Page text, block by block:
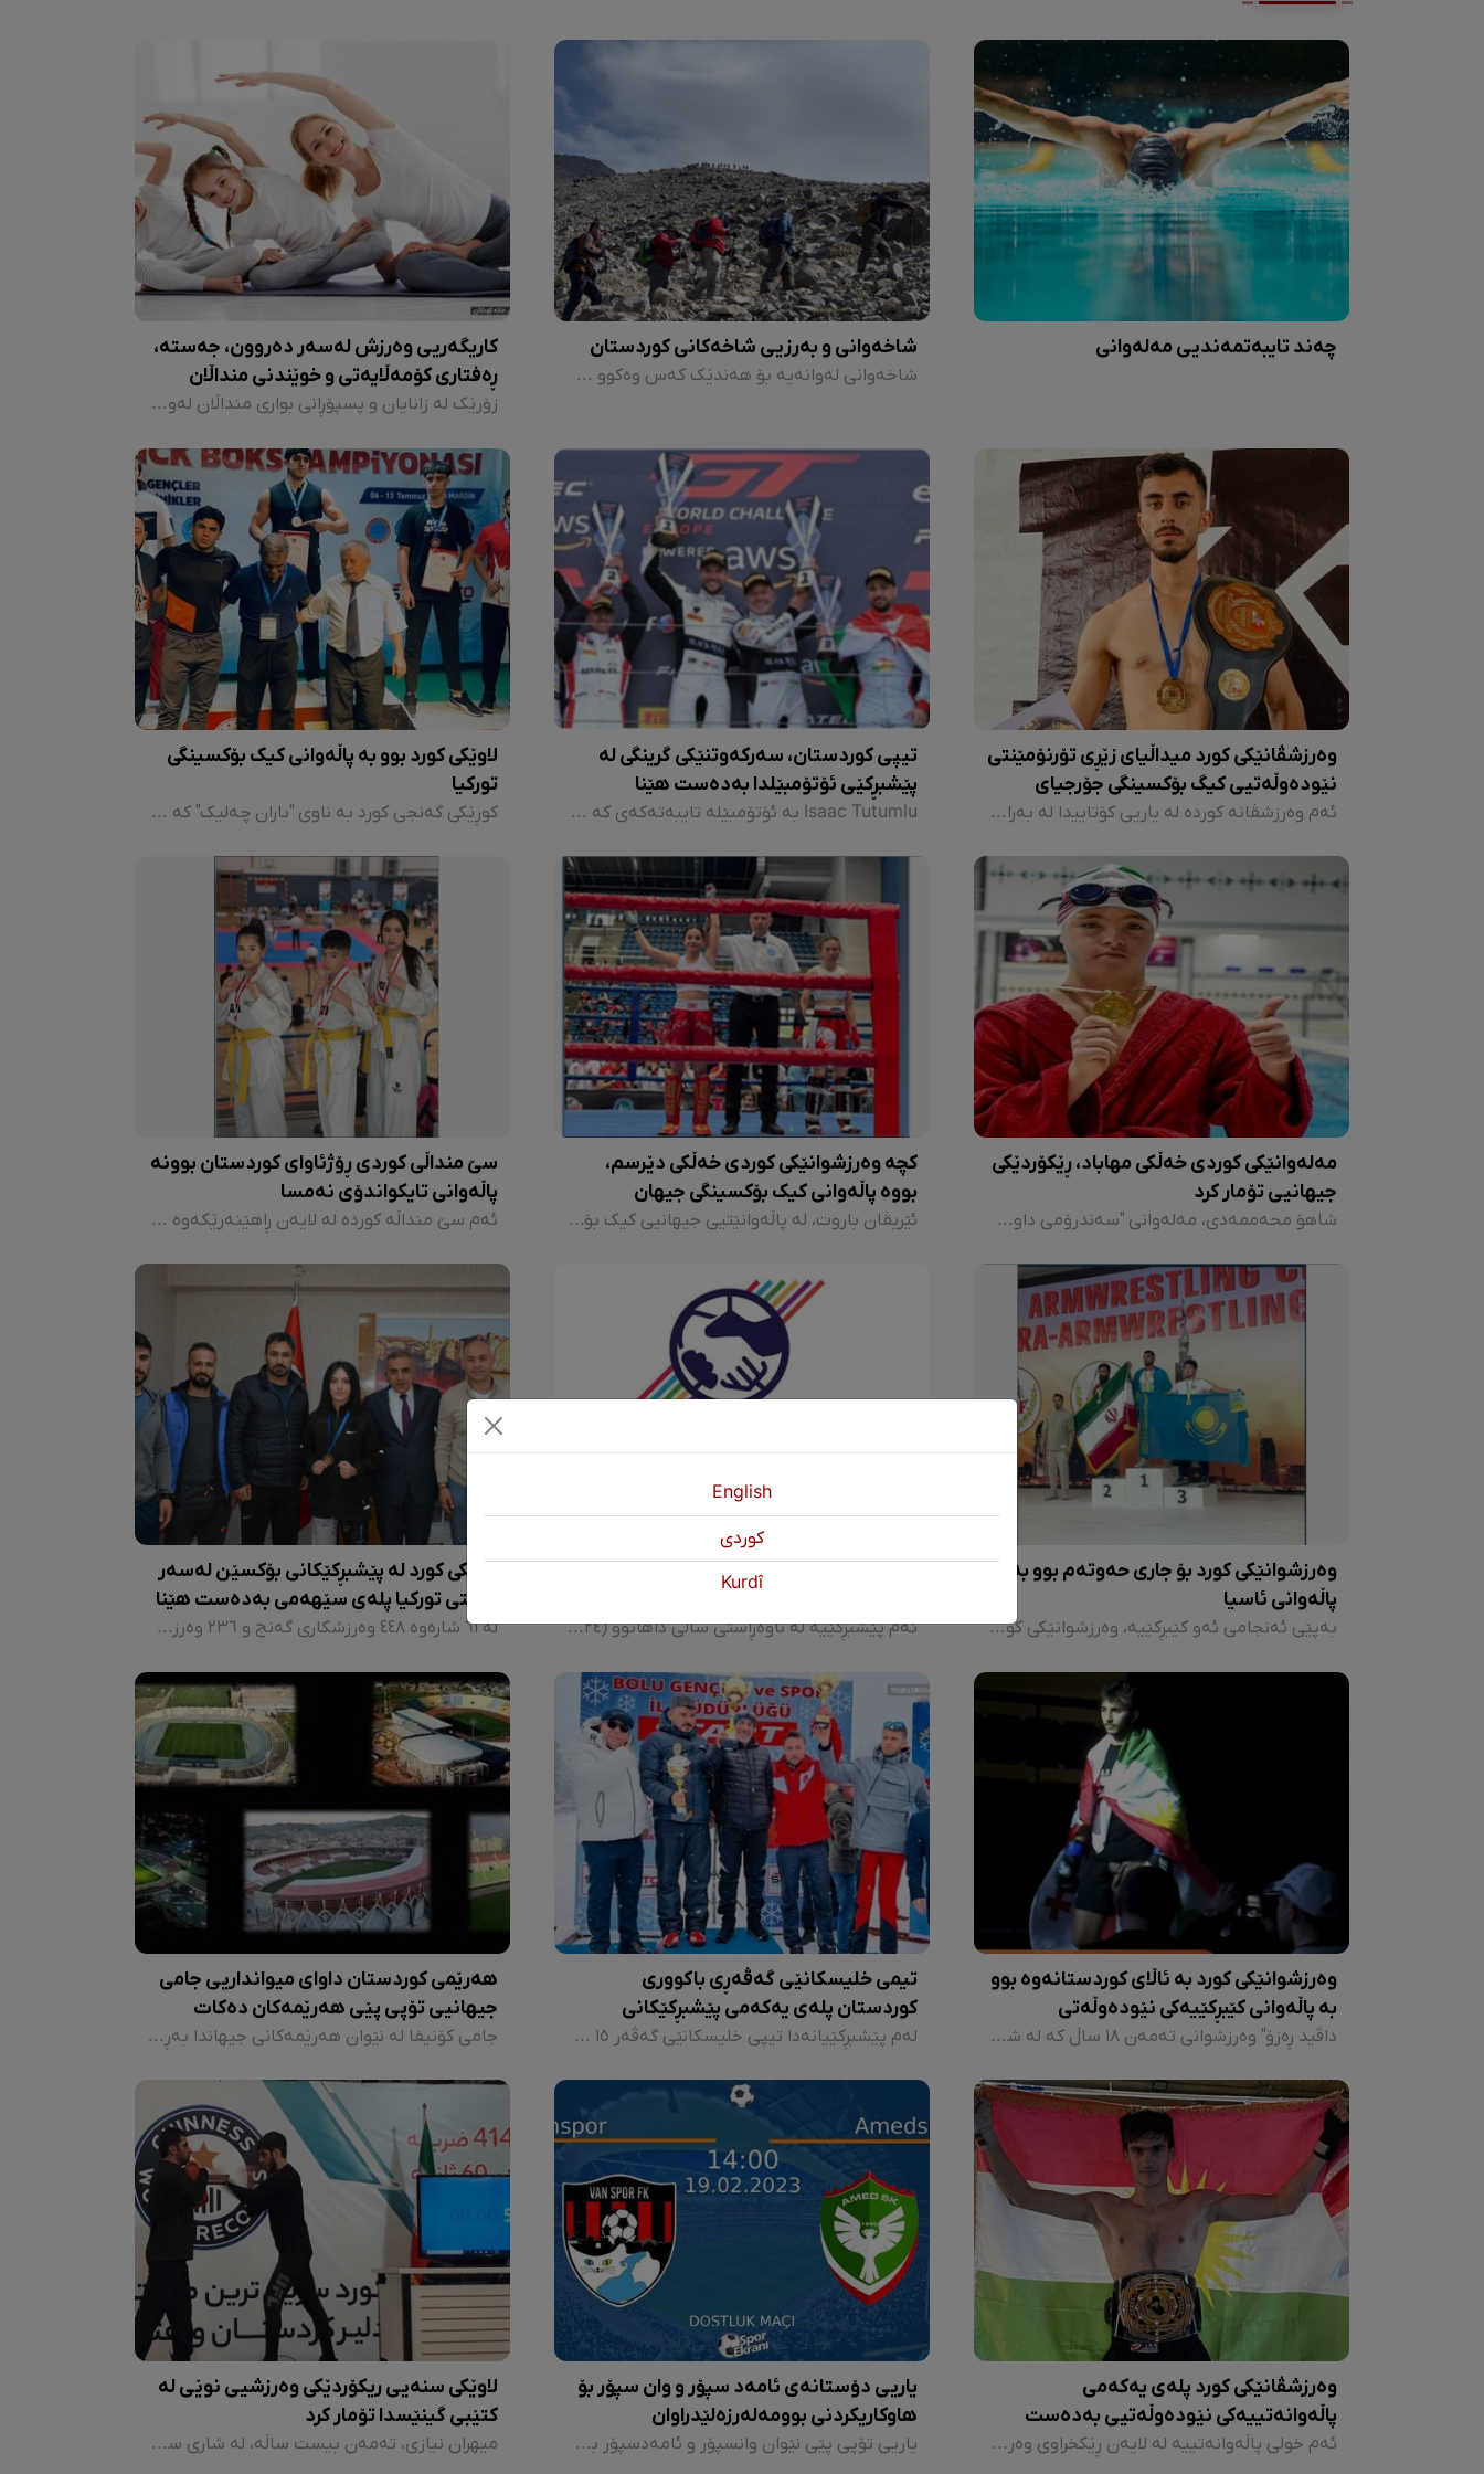
چەند تایبەتمەندیی مەلەوانی شاخەوانی و بەرزیی شاخەکانی کوردستان
شاخەوانی لەوانەیە بۆ هەندێک کەس وەکوو سەیران و جەوگۆڕینێک بێت، بەڵام لە ڕاستیدا تەنیا بۆ کات بەسەربردن نییە، بەڵکوو وەرزشێکی پیشەییە و کاریگەریی تایبەتی لەسەر جەستە و دەروون هەیە. هەمووکات وەرزش دەبێتە هۆی دوورکەوتنەوە لە نەخۆشی و سترێس، بەڵام شاخەوانی بەو هۆیەوە کە لە سروشتدایە، وزەیەکی زۆرتر بە مرۆڤ دەبەخشێت.
کاریگەریی وەرزش لەسەر دەروون، جەستە،
ڕەفتاری کۆمەڵایەتی و خوێندنی منداڵان
زۆرێک لە زانایان و پسپۆڕانی بواری منداڵان لەو باوەڕەدان کە پێویستە چالاکییە فیزیکییەکان لە تەمەنی منداڵییەوە ئەنجام بدرێن و باخچەی منداڵان یەکێکن لەو شوێنە گرینگانەن بۆ دەستپێکی چالاکییە فیزیکییەکانی منداڵان.
وەرزشڤانێکی کورد میداڵیای زێڕی تۆرنۆمێنتی
نێودەوڵەتیی کیگ بۆکسینگی جۆرجیای
بردەوە
ئەم وەرزشڤانە کوردە لە یاریی کۆتاییدا لە بەرانبەر وەرزشڤانێکی وڵاتی خانەخوێ سەرکەوتنی بە دەست هێنا و جیا لە بردنەوەی میداڵیای زێڕ، وەک تەکنیکیترین وەرزشڤانی ئەم تۆرنۆمێنتەش دەسنیشان کرا.
تیپی کوردستان، سەرکەوتنێکی گرینگی لە
پێشبڕکێی ئۆتۆمبێلدا بەدەست هێنا
Isaac Tutumlu بە ئۆتۆمبێلە تایبەتەکەی کە ناو و ئاڵای کوردستانی لەسەر بوو، پلەی سێیەمی لە پێشبڕکێی GT World Challenge بەدەست هێنا.
لاوێکی کورد بوو بە پاڵەوانی کیک بۆکسینگی
تورکیا
کوڕێکی گەنجی کورد بە ناوی "باران چەلیک" کە هاوکات پاڵەوانی ئەورووپایە، لە پاڵەوانێتیی کیک بۆکسینگی تورکیا کە لەلایەن فیدراسیۆنی کیک بۆکسینگی ئەم وڵاتەوە لە شاری ماردین لە باکووری کوردستان ڕێکخرابوو، بە کێشی ٨٥ کیلۆگرام بەشداریی کرد و لە سەرجەم ڕکابەرەکانی بردەوە و بوو پاڵەوانی تورکیا و بەو شێوەیە مافی بەشداریکردنی لە پاڵەوانێتیی جیهانیی کیک بۆکسێنی بەدەستهێنا.
مەلەوانێکی کوردی خەڵکی مهاباد، ڕێکۆردێکی
جیهانیی تۆمار کرد
شاهۆ محەممەدی، مەلەوانی "سەندرۆمی داون"ی خەڵکی مهاباد، لە پارائۆلەمپیکی بێرلین بۆ ساڵی ٢٠٢٣ لە ئاڵمان، لە چوارچێوەی تیمی نیشتمانیی ئێران بەشدار بوو و بە ورە و هێزێکی بێ وێنەوە دەستی بە پێشبڕکێکانی کرد و خولێکی تەواو لە پێش ڕکابەرەکانییەوە بوو.
کچە وەرزشوانێکی کوردی خەڵکی دێرسم،
بووە پاڵەوانی کیک بۆکسینگی جیهان
ئێریڤان باروت، لە پاڵەوانێتیی جیهانیی کیک بۆکسینگ کە لە مەجارستان لەنێوان ١٥ تا ١٨ی حوزەیران بەڕێوە چوو، ئەمڕۆ دوای ئەوەی لە ڕکابەرە قەزاخستانییەکەی بردەوە، گەیشتە قۆناغی کۆتایی و لە یاریی کۆتاییدا بەرامبەر بە ڕکابەرە پۆڵەندییەکەی بردییەوە و بوو بە پاڵەوانی کیک بۆکسینگی جیهان و کاسەی پاڵەوانێتیی بردەوە.
سێ منداڵی کوردی ڕۆژئاوای کوردستان بوونە
پاڵەوانی تایکواندۆی نەمسا
ئەم سێ منداڵە کوردە لە لایەن ڕاهێنەرێکەوە بە ناوی هۆزان ڕەمەزان کە کوردی ڕۆژاڤای کوردستانە پەروەردە کراون. هۆزان ڕەمەزان کە سەنتەری تایکواندۆی لە نەمسا کردووەتەوە، خۆی پلەی یەکەمی لەسەر ئاستی ناوەندەکانی تایکواندۆ بەدەستهێناوە و کوڕەکەی جووودی لە ٣ مانگی ڕابردوودا بەشداری سێ پێشبڕکێی کردووە.
وەرزشوانێکی کورد بۆ جاری حەوتەم بوو بە
پاڵەوانی ئاسیا
بەپێی ئەنجامی ئەو کێبڕکێیە، وەرزشوانێکی کوردی خەڵکی خەڵکی کازاخستان بە ناوی "عەبدولمەناف توزوێڤ"، بۆ جاری حەوتەم لە هەردوو یاریی زۆرانبازی دەستی ڕاست و چەپ بە کێشی تا ٨٥ کیلۆ بووە پاڵەوانی ئاسیا. ئەم پێشبڕکێیە لە ناوەڕاستی ساڵی داهاتوو (٢٠٢٤) دەست پێ دەکات و ١٦ هەرێم بەشداری دەکەن. 8 هەرێم داوای میوانداریکردنی ئەم پێشبڕکێیەیان کرد، بەڵام لە کۆتاییدا هەرێمی کوردستان مافی میوانداریکردنی خولی چوارەمی جامی بەدەستهێنا
کچێکی کورد لە پێشبڕکێکانی بۆکسێن لەسەر
ئاستی تورکیا پلەی سێهەمی بەدەست هێنا
لە ٦١ شارەوە ٤٤٨ وەرزشکاری گەنج و ٢٣٦ وەرزشکاری ژن بەشدارییان لەو پاڵەوانێتییەدا کرد و میدالیا بۆ ژن و پیاو بە قەبارە و کێشی جیاواز لە پێشبڕکێ و پاڵەوانێتییەکان دابەش کرا.
وەرزشوانێکی کورد بە ئاڵای کوردستانەوە بوو
بە پاڵەوانی کێبڕکێیەکی نێودەوڵەتی
داڤید ڕەزۆ" وەرزشوانی تەمەن ١٨ ساڵ کە لە شاری تیفلیسی پایتەختی جۆرجیا لەدایک بووە، لە کاتێکدا کە هەم بنەماڵەکەی و هەم نوێنەری ڕەوەندی کوردیش بۆ پشتیوانیکردنی لە هۆڵی پاڵەوانێتییەکان بوون، بە ئاڵای کوردستان و جۆرجیاوە چووە ناو گۆڕەپانی کێبڕکێکان.
تیمی خلیسکانێی گەڤەڕی باکووری
کوردستان پلەی یەکەمی پێشبڕکێکانی
تورکیای بەدەست هێنا
لەم پێشبڕکێیانەدا تیپی خلیسکانێی گەڤەر ١٥ میدالیای زێڕ و ٧ میدالیای زیو و ٨ میدالیای برۆنزی بەدەست هێناوە
هەرێمی کوردستان داوای میوانداریی جامی
جیهانیی تۆپی پێی هەرێمەکان دەکات
جامی کۆنیفا لە نێوان هەرێمەکانی جیهاندا بەڕیوەدەچێت. زۆربەی پاڵەوانەتییەکانی جامی کۆنیفای بە بەشداریی 16 هەڵبژاردە بەڕێوە چووە و هێندێک جاریش ژمارەیەکی زیاتر لە هەڵبژاردەی هەرێمەکان بەشدار دەبن. هەڵبژاردەی کوردستان لە ساڵی 2012 دا بووەتە پاڵەوانی جامی هەرێمەکانی جیهان.
وەرزشڤانێکی کورد پلەی یەکەمی
پاڵەوانەتییەکی نێودەوڵەتیی بەدەست
هێنا
ئەم خولی پاڵەوانەتییە لە لایەن ڕێکخراوی وەرزشیی ئەلعەرەبی گلگامێش لە بەغدای پایتەختی عێراق ڕێکخرابوو و ٤٠ وەرزشوان لە هەرێمی کوردستان و ئێران و سوریا و لوبنان و عێراقەوە لەو پێشبڕکێیەدا بەشدار بوون.
یاریی دۆستانەی ئامەد سپۆر و وان سپۆر بۆ
هاوکاریکردنی بوومەلەرزەلێدراوان
یاریی تۆپی پێی نێوان وانسپۆر و ئامەدسپۆر بە ئامانجی پاڵپشتیکردنی لێقەوماوانی بوومەلەرزەکە، کە لە شاری وان بەڕێوەچوو، بە سەرکەوتنی ئامەدسپۆر و بە ئەنجامی ٤-٢ کۆتایی هات.
لاوێکی سنەیی ریکۆردێکی وەرزشیی نوێی لە
کتێبی گینێسدا تۆمار کرد
میهران نیازی، تەمەن بیست ساڵە، لە شاری سنە و بە ئامادەبوونی ژمارەیەک لە هاووڵاتیان و وەرزشوانانی ئەم شارە، توانی لە یەک خولەکدا 414 مست تۆمار بکات و ریکۆردی پێشووی گینێس کە تایبەت بە کوردێکی لوڕستانی بوو بکشێنێت.
English
كوردی
Kurdî